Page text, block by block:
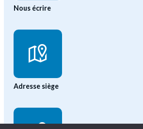
Nous écrire
Adresse siège